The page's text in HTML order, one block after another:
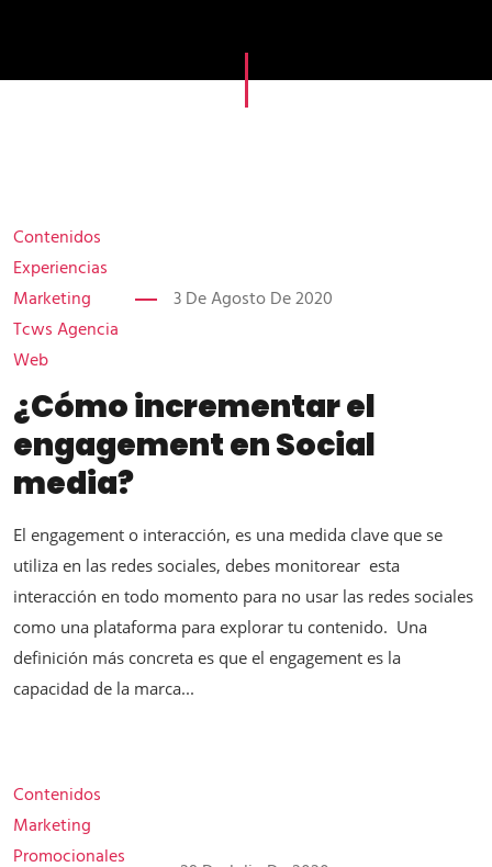
Contenidos
Experiencias
Marketing
Tcws Agencia
Web
3 De Agosto De 2020
¿Cómo incrementar el
engagement en Social
media?
El engagement o interacción, es una medida clave que se
utiliza en las redes sociales, debes monitorear esta
interacción en todo momento para no usar las redes sociales
como una plataforma para explorar tu contenido. Una
definición más concreta es que el engagement es la
capacidad de la marca...
Contenidos
Marketing
Promocionales